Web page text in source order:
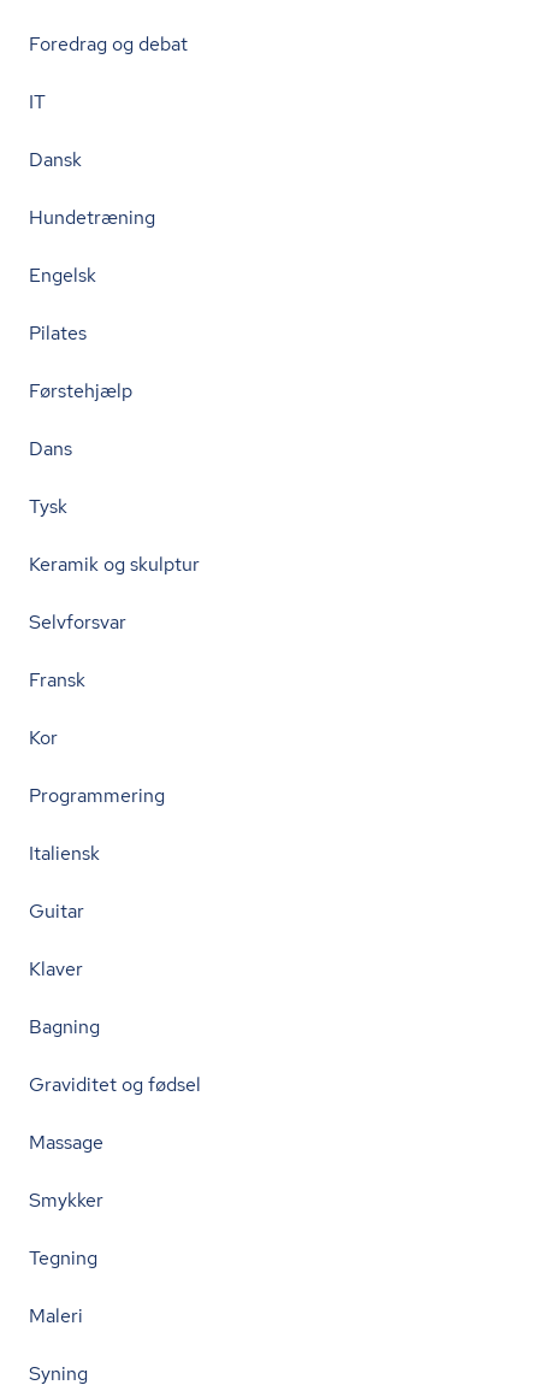
Foredrag og debat
IT
Dansk
Hundetræning
Engelsk
Pilates
Førstehjælp
Dans
Tysk
Keramik og skulptur
Selvforsvar
Fransk
Kor
Programmering
Italiensk
Guitar
Klaver
Bagning
Graviditet og fødsel
Massage
Smykker
Tegning
Maleri
Syning